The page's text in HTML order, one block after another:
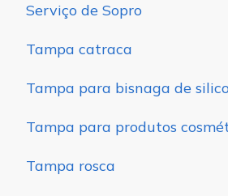
Serviço de Sopro
Tampa catraca
Tampa para bisnaga de
Tampa para produtos
Tampa rosca